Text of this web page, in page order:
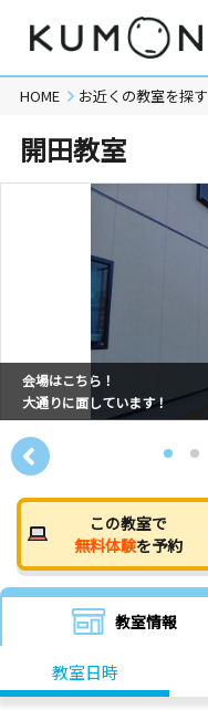
HOME お近くの教室を探す
開田教室
会場はこちら！
大通りに面しています！
この教室で
無料体験を予約
教室情報
教室日時